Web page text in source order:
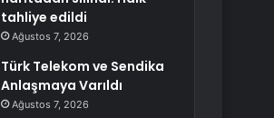
tahliye edildi
Ağustos 7, 2026
Türk Telekom ve Sendika
Anlaşmaya Varıldı
Ağustos 7, 2026